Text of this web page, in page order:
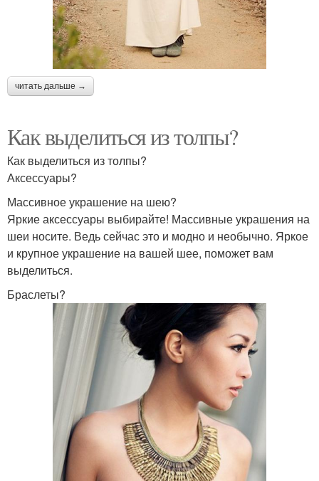
читать дальше →
Как выделиться из толпы?
Как выделиться из толпы?
Аксессуары?
Массивное украшение на шею?
Яркие аксессуары выбирайте! Массивные украшения на
шеи носите. Ведь сейчас это и модно и необычно. Яркое
и крупное украшение на вашей шее, поможет вам
выделиться.
Браслеты?